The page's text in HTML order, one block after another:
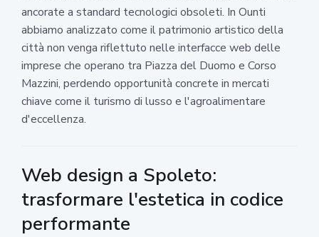
ancorate a standard tecnologici obsoleti. In Ounti
abbiamo analizzato come il patrimonio artistico della
città non venga riflettuto nelle interfacce web delle
imprese che operano tra Piazza del Duomo e Corso
Mazzini, perdendo opportunità concrete in mercati
chiave come il turismo di lusso e l'agroalimentare
d'eccellenza.
Web design a Spoleto:
trasformare l'estetica in codice
performante